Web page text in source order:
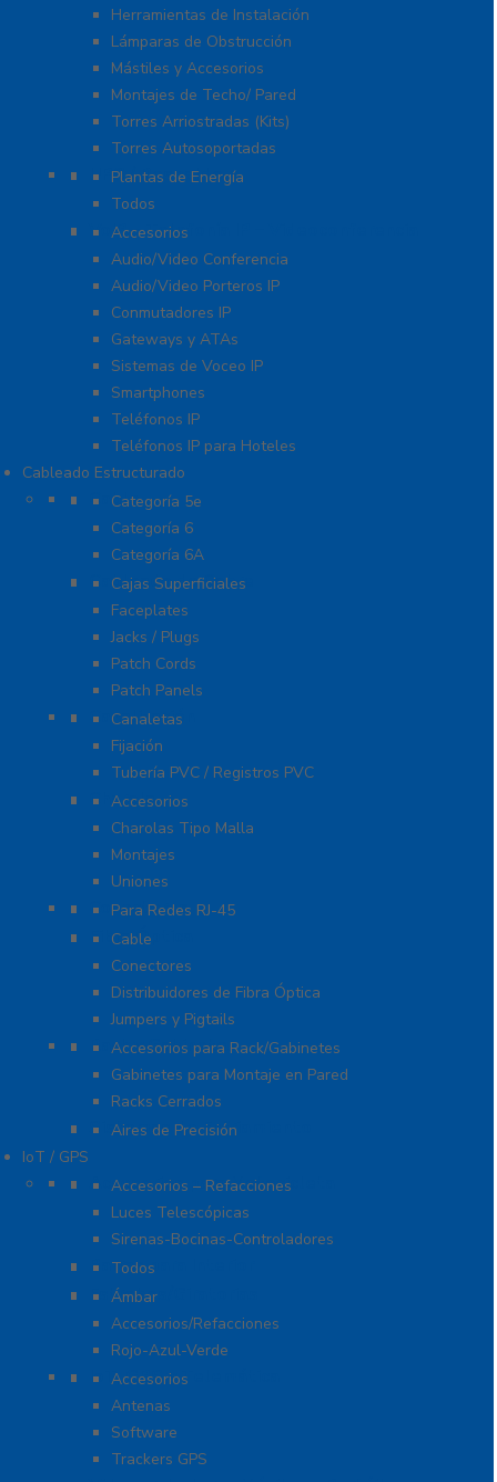
Herramientas de Instalación
Lámparas de Obstrucción
Mástiles y Accesorios
Montajes de Techo/ Pared
Torres Arriostradas (Kits)
Torres Autosoportadas
UPS / Respaldo
Plantas de Energía
Todos
VoIP – Telefonía IP – Videoconferencia
Accesorios
Audio/Video Conferencia
Audio/Video Porteros IP
Conmutadores IP
Gateways y ATAs
Sistemas de Voceo IP
Smartphones
Teléfonos IP
Teléfonos IP para Hoteles
Cableado Estructurado
Cable
Categoría 5e
Categoría 6
Categoría 6A
Cableado de Cobre
Cajas Superficiales
Faceplates
Jacks / Plugs
Patch Cords
Patch Panels
Canalización
Canaletas
Fijación
Tubería PVC / Registros PVC
Charola
Accesorios
Charolas Tipo Malla
Montajes
Uniones
Conectores
Para Redes RJ-45
Fibra Óptica
Cable
Conectores
Distribuidores de Fibra Óptica
Jumpers y Pigtails
Rack y Gabinetes
Accesorios para Rack/Gabinetes
Gabinetes para Montaje en Pared
Racks Cerrados
Sistemas de Enfriamiento
Aires de Precisión
IoT / GPS
Accesorios para Motocicleta
Accesorios – Refacciones
Luces Telescópicas
Sirenas-Bocinas-Controladores
Barras para Interior
Todos
Estrobos/Giratorias
Ámbar
Accesorios/Refacciones
Rojo-Azul-Verde
IoT, GPS y Telemática
Accesorios
Antenas
Software
Trackers GPS